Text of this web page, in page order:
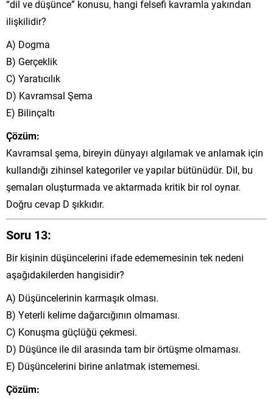
“dil ve düşünce” konusu, hangi felsefi kavramla yakından
ilişkilidir?
A) Dogma
B) Gerçeklik
C) Yaratıcılık
D) Kavramsal Şema
E) Bilinçaltı
Çözüm:
Kavramsal şema, bireyin dünyayı algılamak ve anlamak için
kullandığı zihinsel kategoriler ve yapılar bütünüdür. Dil, bu
şemaları oluşturmada ve aktarmada kritik bir rol oynar.
Doğru cevap D şıkkıdır.
Soru 13:
Bir kişinin düşüncelerini ifade edememesinin tek nedeni
aşağıdakilerden hangisidir?
A) Düşüncelerinin karmaşık olması.
B) Yeterli kelime dağarcığının olmaması.
C) Konuşma güçlüğü çekmesi.
D) Düşünce ile dil arasında tam bir örtüşme olmaması.
E) Düşüncelerini birine anlatmak istememesi.
Çözüm: